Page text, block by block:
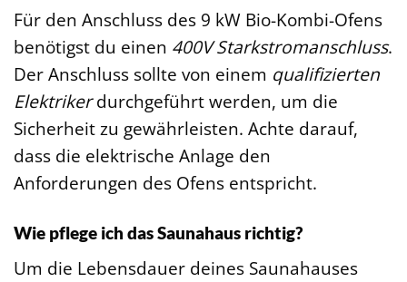
Für den Anschluss des 9 kW Bio-Kombi-Ofens
benötigst du einen 400V Starkstromanschluss.
Der Anschluss sollte von einem qualifizierten
Elektrikerdurchgeführt werden, um die
Sicherheit zu gewährleisten. Achte darauf,
dass die elektrische Anlage den
Anforderungen des Ofens entspricht.
Wie pflege ich das Saunahaus richtig?
Um die Lebensdauer deines Saunahauses